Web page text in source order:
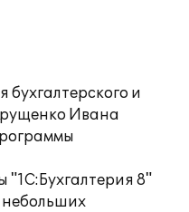
и
Ивана
"1С:Бухгалтерия 8"
небольших